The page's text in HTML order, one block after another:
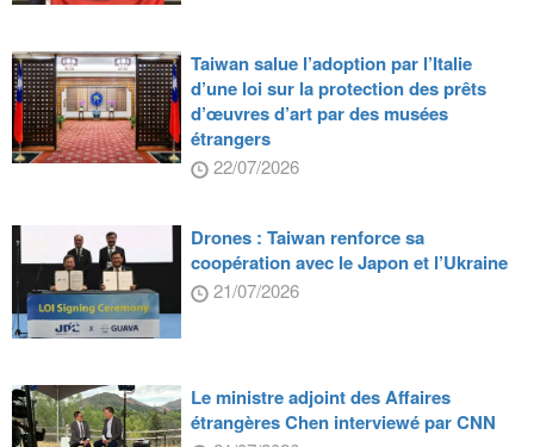
Taiwan salue l’adoption par l’Italie
d’une loi sur la protection des prêts
d’œuvres d’art par des musées
étrangers
22/07/2026
Drones : Taiwan renforce sa
coopération avec le Japon et l’Ukraine
21/07/2026
Le ministre adjoint des Affaires
étrangères Chen interviewé par CNN